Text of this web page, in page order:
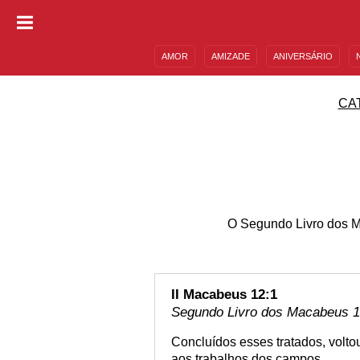
AMOR AMIZADE ANIVERSÁRIO
O Segundo Livro dos
II Macabeus 12:1
Segundo Livro dos Macabeus
Concluídos esses tratados,